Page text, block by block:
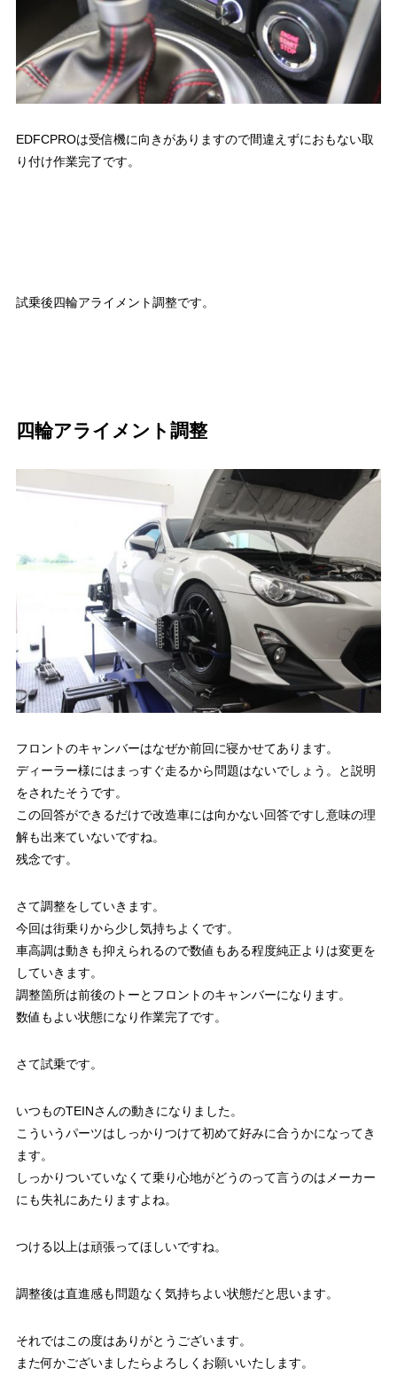
EDFCPROは受信機に向きがありますので間違えずにおもない取
り付け作業完了です。
試乗後四輪アライメント調整です。
四輪アライメント調整
フロントのキャンバーはなぜか前回に寝かせてあります。
ディーラー様にはまっすぐ走るから問題はないでしょう。と説明
をされたそうです。
この回答ができるだけで改造車には向かない回答ですし意味の理
解も出来ていないですね。
残念です。
さて調整をしていきます。
今回は街乗りから少し気持ちよくです。
車高調は動きも抑えられるので数値もある程度純正よりは変更を
していきます。
調整箇所は前後のトーとフロントのキャンバーになります。
数値もよい状態になり作業完了です。
さて試乗です。
いつものTEINさんの動きになりました。
こういうパーツはしっかりつけて初めて好みに合うかになってき
ます。
しっかりついていなくて乗り心地がどうのって言うのはメーカー
にも失礼にあたりますよね。
つける以上は頑張ってほしいですね。
調整後は直進感も問題なく気持ちよい状態だと思います。
それではこの度はありがとうございます。
また何かございましたらよろしくお願いいたします。